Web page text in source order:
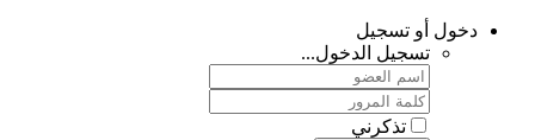
دخول أو تسجيل
تسجيل الدخول...
تذكرني